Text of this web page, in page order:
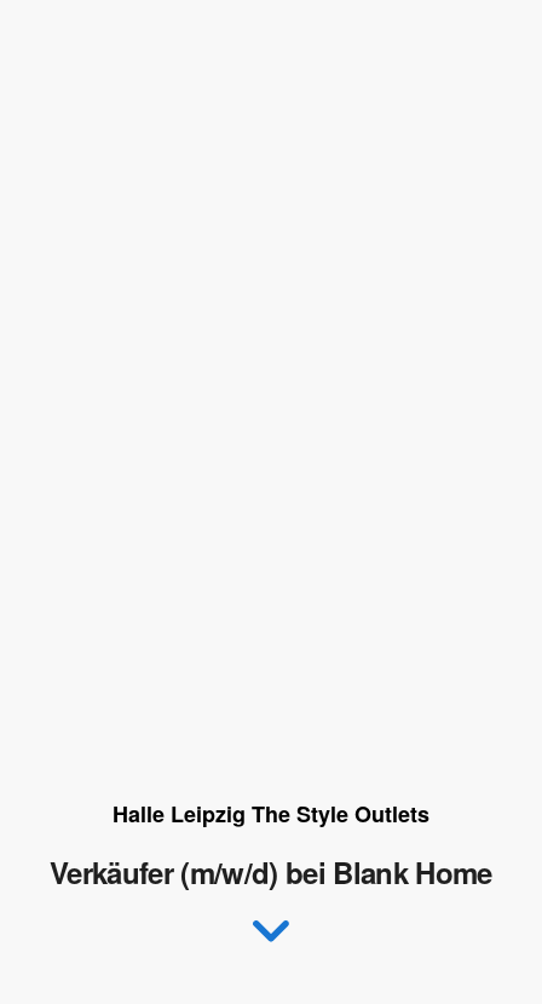
Halle Leipzig The Style Outlets
Verkäufer (m/w/d) bei Blank Home